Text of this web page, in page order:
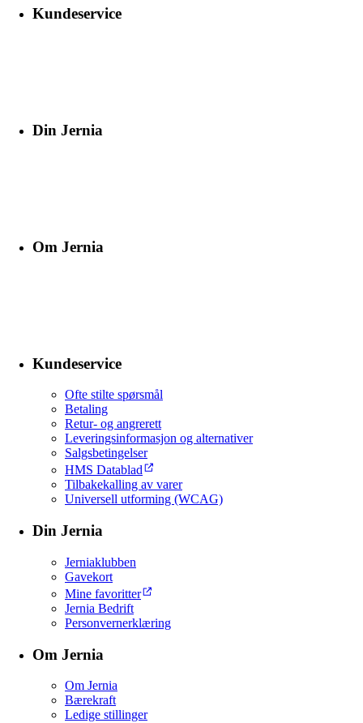
Kundeservice
Din Jernia
Om Jernia
Kundeservice
Ofte stilte spørsmål
Betaling
Retur- og angrerett
Leveringsinformasjon og alternativer
Salgsbetingelser
HMS Datablad
Tilbakekalling av varer
Universell utforming (WCAG)
Din Jernia
Jerniaklubben
Gavekort
Mine favoritter
Jernia Bedrift
Personvernerklæring
Om Jernia
Om Jernia
Bærekraft
Ledige stillinger